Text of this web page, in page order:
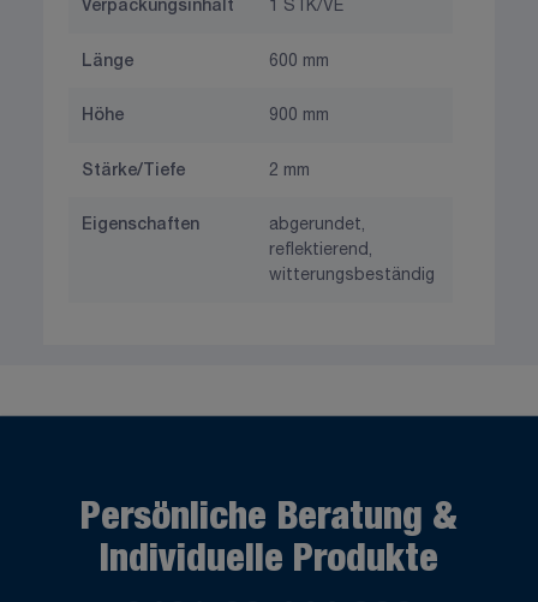
Verpackungsinhalt 1 STK/VE
Länge 600 mm
Höhe 900 mm
Stärke/Tiefe 2 mm
Eigenschaften
abgerundet,
reflektierend,
witterungsbeständig
Persönliche Beratung &
Individuelle Produkte